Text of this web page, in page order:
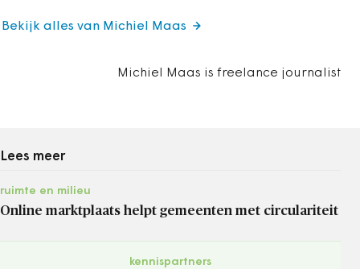
Michiel Maas is freelance journalist
Bekijk alles van Michiel Maas
Lees meer
ruimte en milieu
Online marktplaats helpt gemeenten met circulariteit
kennispartners